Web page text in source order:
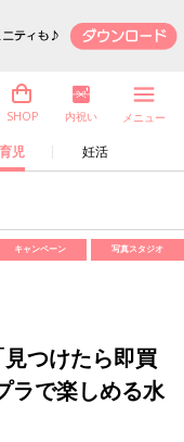
児 妊活
SHOP 内祝い メニュー
キャンペーン 写真スタジオ
つけたら即買
ラで楽しめる水